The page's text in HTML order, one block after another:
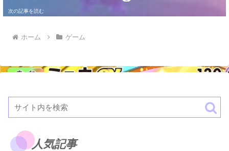
ホーム ゲーム
人気記事